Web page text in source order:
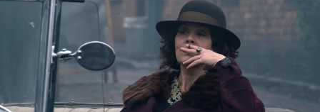
Irene Picazo
Madrid